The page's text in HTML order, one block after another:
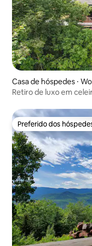
Casa de hóspedes ⋅
Retiro de luxo em
Preferido dos
Preferido dos